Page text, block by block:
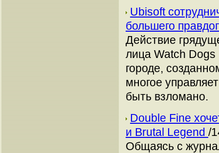
Ubisoft
большего
Действие
лица Watch Dogs
городе,
многое
быть взломано.
Double Fine
и Brutal Legend /
Общаясь с